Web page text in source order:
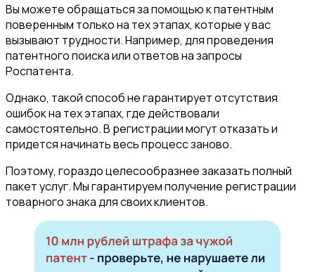
Вы можете обращаться за помощью к патентным
поверенным только на тех этапах, которые у вас
вызывают трудности. Например, для проведения
патентного поиска или ответов на запросы
Роспатента.
Однако, такой способ не гарантирует отсутствия
ошибок на тех этапах, где действовали
самостоятельно. В регистрации могут отказать и
придется начинать весь процесс заново.
Поэтому, гораздо целесообразнее заказать полный
пакет услуг. Мы гарантируем получение регистрации
товарного знака для своих клиентов.